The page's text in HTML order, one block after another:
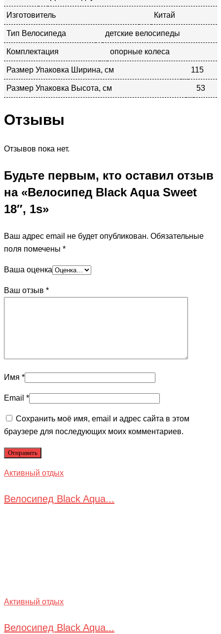
Изготовитель Китай
Тип Велосипеда детские велосипеды
Комплектация опорные колеса
Размер Упаковка Ширина, см 115
Размер Упаковка Высота, см 53
Отзывы
Отзывов пока нет.
Будьте первым, кто оставил отзыв
на «Велосипед Black Aqua Sweet
18″, 1s»
Ваш адрес email не будет опубликован. Обязательные
поля помечены *
Ваша оценка
Ваш отзыв *
Имя *
Email *
Сохранить моё имя, email и адрес сайта в этом
браузере для последующих моих комментариев.
Активный отдых
Велосипед Black Aqua...
Активный отдых
Велосипед Black Aqua...